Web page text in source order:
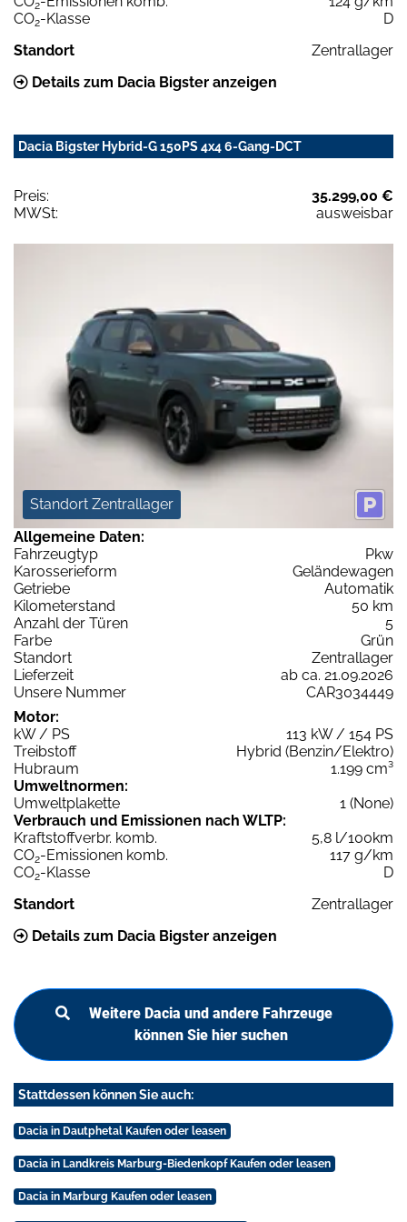
2
CO2-Klasse
D
Standort
Zentrallager
Details zum Dacia Bigster anzeigen
Dacia Bigster Hybrid-G 150PS 4x4 6-Gang-DCT
Preis:
35.299,00 €
MWSt:
ausweisbar
Standort Zentrallager
Allgemeine Daten:
Fahrzeugtyp
Pkw
Karosserieform
Geländewagen
Getriebe
Automatik
Kilometerstand
50 km
Anzahl der Türen
5
Farbe
Grün
Standort
Zentrallager
Lieferzeit
ab ca. 21.09.2026
Unsere Nummer
CAR3034449
Motor:
kW / PS
113 kW / 154 PS
Treibstoff
Hybrid (Benzin/Elektro)
Hubraum
1.199 cm³
Umweltnormen:
Umweltplakette
1 (None)
Verbrauch und Emissionen nach WLTP:
Kraftstoffverbr. komb.
5,8 l/100km
CO2-Emissionen komb.
117 g/km
CO2-Klasse
D
Standort
Zentrallager
Details zum Dacia Bigster anzeigen
Weitere Dacia und andere Fahrzeuge
können Sie hier suchen
Stattdessen können Sie auch:
Dacia in Dautphetal Kaufen oder leasen
Dacia in Landkreis Marburg-Biedenkopf Kaufen oder leasen
Dacia in Marburg Kaufen oder leasen